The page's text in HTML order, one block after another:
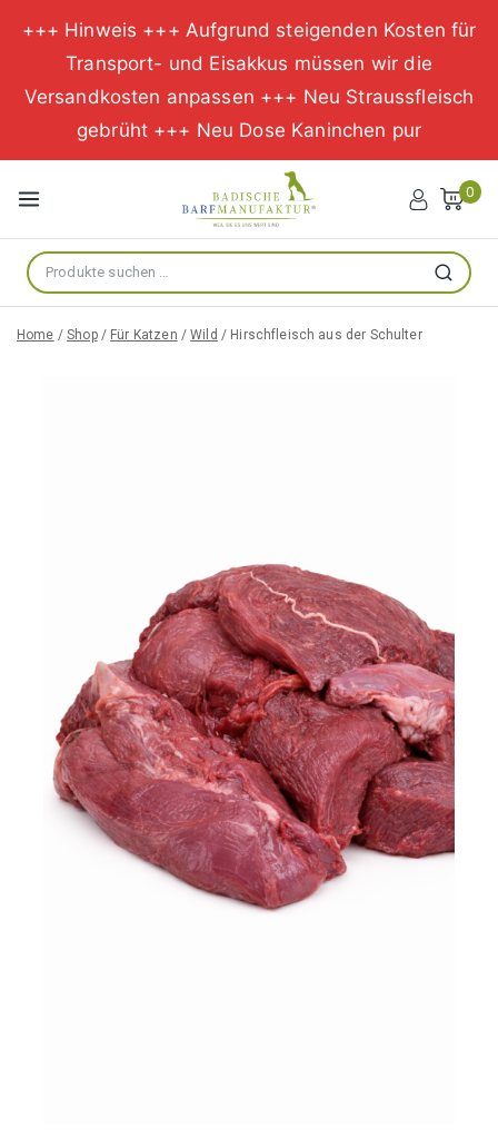
+++ Hinweis +++ Aufgrund steigenden Kosten für
Transport- und Eisakkus müssen wir die
Versandkosten anpassen +++ Neu Straussfleisch
gebrüht +++ Neu Dose Kaninchen pur
Inhalt
springen
0
Suche
nach:
Suchen
Home / Shop / Für Katzen / Wild / Hirschfleisch aus der Schulter